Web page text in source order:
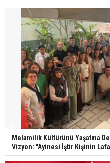
Melamilik Kültürünü Yaşatma
Vizyon: "Ayinesi İştir Kişinin